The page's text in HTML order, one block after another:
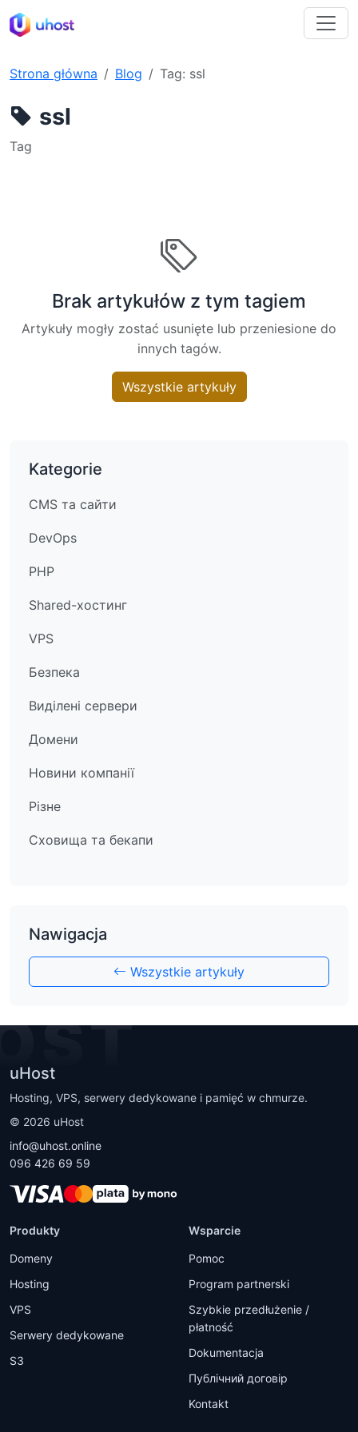
Strona główna Blog Tag: ssl
ssl
Tag
Brak artykułów z tym tagiem
Artykuły mogły zostać usunięte lub przeniesione do
innych tagów.
Wszystkie artykuły
Kategorie
CMS та сайти
DevOps
PHP
Shared-хостинг
VPS
Безпека
Виділені сервери
Домени
Новини компанії
Різне
Сховища та бекапи
Nawigacja
Wszystkie artykuły
uHost
Hosting, VPS, serwery dedykowane i pamięć w chmurze.
© 2026 uHost
info@uhost.online
096 426 69 59
Produkty
Domeny
Hosting
VPS
Serwery dedykowane
S3
Wsparcie
Pomoc
Program partnerski
Szybkie przedłużenie /
płatność
Dokumentacja
Публічний договір
Kontakt